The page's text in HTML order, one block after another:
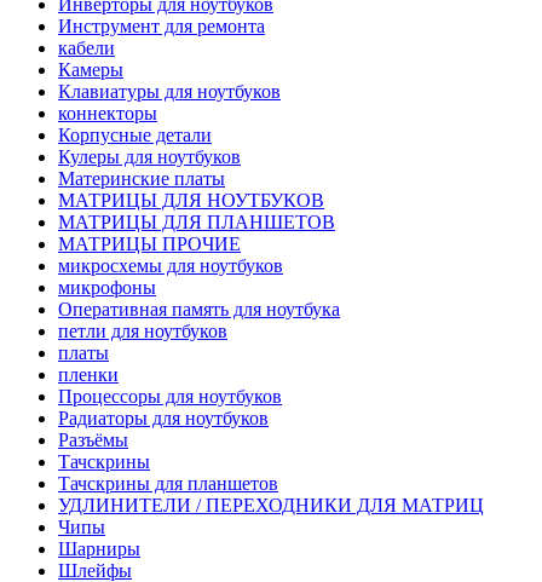
Инверторы для ноутбуков
Инструмент для ремонта
кабели
Камеры
Клавиатуры для ноутбуков
коннекторы
Корпусные детали
Кулеры для ноутбуков
Материнские платы
МАТРИЦЫ ДЛЯ НОУТБУКОВ
МАТРИЦЫ ДЛЯ ПЛАНШЕТОВ
МАТРИЦЫ ПРОЧИЕ
микросхемы для ноутбуков
микрофоны
Оперативная память для ноутбука
петли для ноутбуков
платы
пленки
Процессоры для ноутбуков
Радиаторы для ноутбуков
Разъёмы
Тачскрины
Тачскрины для планшетов
УДЛИНИТЕЛИ / ПЕРЕХОДНИКИ ДЛЯ МАТРИЦ
Чипы
Шарниры
Шлейфы